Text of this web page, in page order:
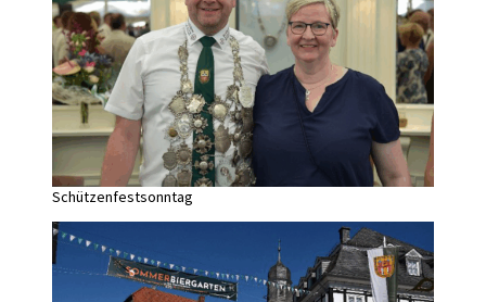
Schützenfestsonntag